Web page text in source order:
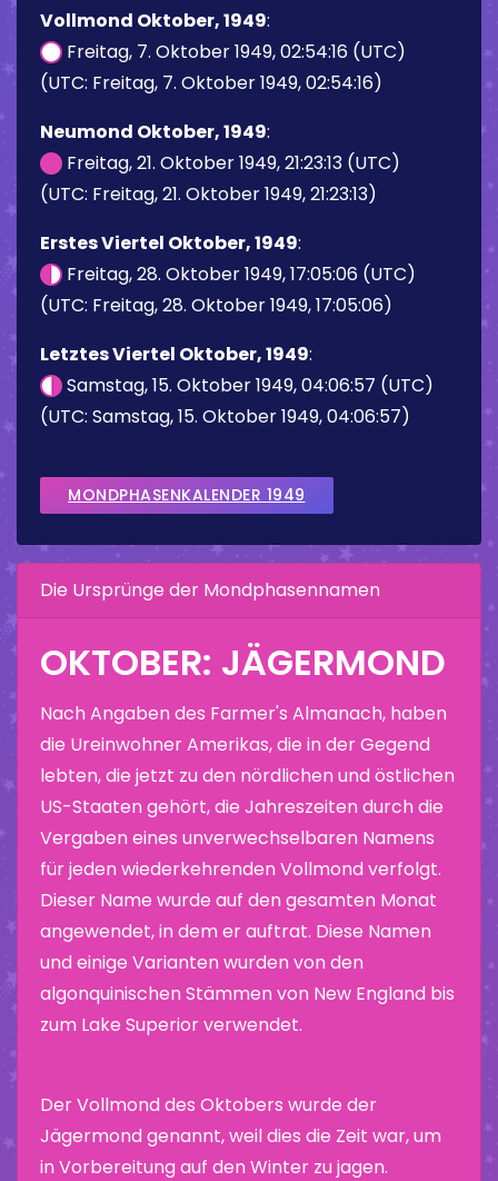
Vollmond Oktober, 1949:
Freitag, 7. Oktober 1949, 02:54:16 (UTC)
(UTC: Freitag, 7. Oktober 1949, 02:54:16)
Neumond Oktober, 1949:
Freitag, 21. Oktober 1949, 21:23:13 (UTC)
(UTC: Freitag, 21. Oktober 1949, 21:23:13)
Erstes Viertel Oktober, 1949:
Freitag, 28. Oktober 1949, 17:05:06 (UTC)
(UTC: Freitag, 28. Oktober 1949, 17:05:06)
Letztes Viertel Oktober, 1949:
Samstag, 15. Oktober 1949, 04:06:57 (UTC)
(UTC: Samstag, 15. Oktober 1949, 04:06:57)
MONDPHASENKALENDER 1949
Die Ursprünge der Mondphasennamen
OKTOBER: JÄGERMOND
Nach Angaben des Farmer's Almanach, haben
die Ureinwohner Amerikas, die in der Gegend
lebten, die jetzt zu den nördlichen und östlichen
US-Staaten gehört, die Jahreszeiten durch die
Vergaben eines unverwechselbaren Namens
für jeden wiederkehrenden Vollmond verfolgt.
Dieser Name wurde auf den gesamten Monat
angewendet, in dem er auftrat. Diese Namen
und einige Varianten wurden von den
algonquinischen Stämmen von New England bis
zum Lake Superior verwendet.
Der Vollmond des Oktobers wurde der
Jägermond genannt, weil dies die Zeit war, um
in Vorbereitung auf den Winter zu jagen.